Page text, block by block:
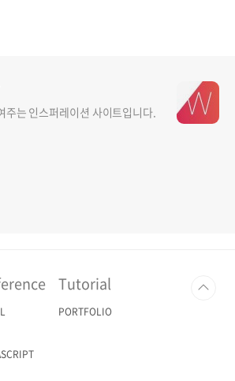
주는 인스퍼레이션 사이트입니다.
Tutorial
PORTFOLIO